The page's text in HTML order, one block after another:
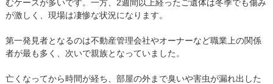
むケースが多いです。一方、2週間以上経ったご遺体は冬季でも傷み
が激しく、現場は凄惨な状況になります。
第一発見者となるのは不動産管理会社やオーナーなど職業上の関係
者が最も多く、次いで親族となっていました。
亡くなってから時間が経ち、部屋の外まで臭いや害虫が漏れ出した